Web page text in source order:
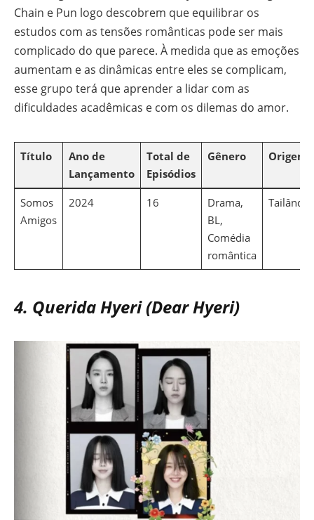
Chain e Pun logo descobrem que equilibrar os
estudos com as tensões românticas pode ser mais
complicado do que parece. À medida que as emoções
aumentam e as dinâmicas entre eles se complicam,
esse grupo terá que aprender a lidar com as
dificuldades acadêmicas e com os dilemas do amor.
Título
Ano de
Lançamento
Total de
Episódios
Gênero Origem
Somos
Amigos
2024 16
Drama,
BL,
Comédia
romântica
Tailândia
4. Querida Hyeri (Dear Hyeri)